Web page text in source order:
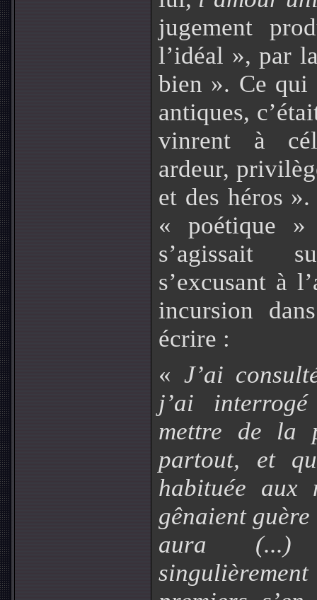
jugement
l’idéal », par
bien ». Ce qui
antiques,
vinrent à
ardeur,
et des héros
« poétique »
s’agissait
s’excusant à
incursion
écrire :
« J’ai
j’ai
mettre de la
partout, et
habituée aux
gênaient
aura (...)